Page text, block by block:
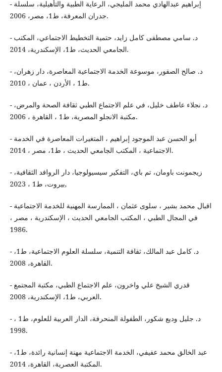
- إبراهيم عبدالهادي محمد المليجي، الرعاية الطبية والتأهيلية، سلسلة
جدران المعرفة، ط1، مصر، 2006.
- د. سامي مصطفى كامل زايد، حتمية التخطيط الاجتماعي، المكتب
الجامعي الحديث، ط1، الإسكندرية، 2014.
- د. صالح الصقور، موسوعة الخدمة الاجتماعية المعاصرة، دار زهران،
ط1 ، الأردن ، عمان ، 2010.
- د. نجلاء عاطف خليل، في علم الاجتماع الطبي ثقافة الصحة والمرض،
مكتبة الانجلو المصرية، ط1 ، القاهرة ، 2006.
- أبو الحسن عبد الموجود إبراهيم ، المتغيرات المعاصرة في الخدمة
الاجتماعية ، المكتب الجامعي الحديث ، ط1، مصر ، 2014.
- زيجمونت باومان، تم باي، التفكير سيسيولوجيا، دار الروافد الثقافية،
بيروت، ط1 ، 2023,
- اقبال محمد بشير ، سلوى عثمان ، الممارسة المهنية للخدمة الاجتماعية
في المجال الطبي ، المكتب الجامعي الحديث ، الإسكندرية ، مصر ،
1986.
- د. كامل عبد المالك، ثقافة التنمية، سلسلة العلوم الاجتماعية، ط1،
القاهرة، 2008.
- قدري الشيخ علي واخرون، علم الاجتماع الطبي، مكتبة المجتمع
العربي، ط1، الإسكندرية، 2008.
- د. جليل وديع شكور، الطفولة المنحرفة، الدار العربية للعلوم، ط1 ،
1998.
- عبد الخالق محمد عفيفي، الخدمة الاجتماعية مهنة إنسانية رائدة، ط1،
المكتبة العصرية، القاهرة، 2014.